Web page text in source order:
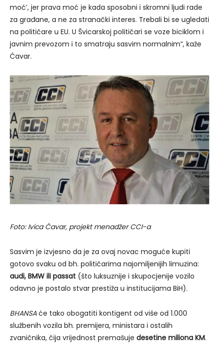
moć’, jer prava moć je kada sposobni i skromni ljudi rade
za građane, a ne za stranački interes. Trebali bi se ugledati
na političare u EU. U Švicarskoj političari se voze biciklom i
javnim prevozom i to smatraju sasvim normalnim”, kaže
Ćavar.
Foto: Ivica Ćavar, projekt menadžer CCI-a
Sasvim je izvjesno da je za ovaj novac moguće kupiti
gotovo svaku od bh. političarima najomiljenijih limuzina:
audi, BMW ili passat (što luksuznije i skupocjenije vozilo
odavno je postalo stvar prestiža u institucijama BiH).
BHANSA će tako obogatiti kontigent od više od 1.000
službenih vozila bh. premijera, ministara i ostalih
zvaničnika, čija vrijednost premašuje desetine miliona KM.